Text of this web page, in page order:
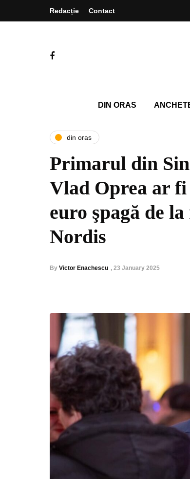
Redacție Contact
DIN ORAS
din oras
Primarul din
Vlad Oprea ar
euro şpagă de
Nordis
By Victor Enachescu , 23 January 2025